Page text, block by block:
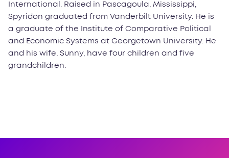
International. Raised in Pascagoula, Mississippi,
Spyridon graduated from Vanderbilt University. He is
a graduate of the Institute of Comparative Political
and Economic Systems at Georgetown University. He
and his wife, Sunny, have four children and five
grandchildren.